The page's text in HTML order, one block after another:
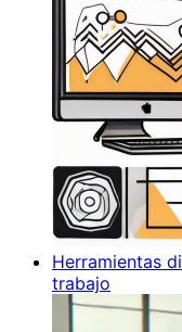
Herramientas
trabajo